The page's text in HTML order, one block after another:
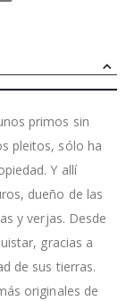
primos sin
pleitos, sólo ha
Y allí
dueño de las
y verjas. Desde
gracias a
de sus tierras.
originales de